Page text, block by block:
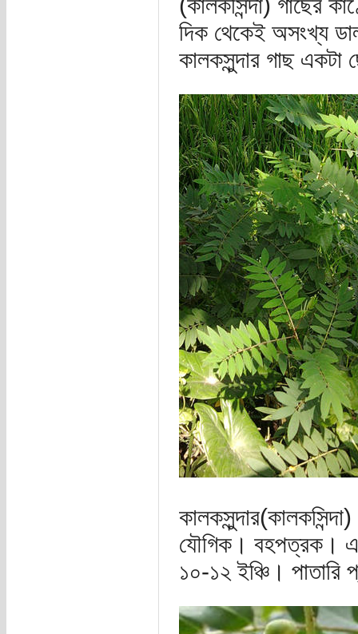
দিক থেকেই অসংখ্য
কালকসুন্দার গাছ একটা
যৌগিক। বহপত্রক।
১০-১২ ইঞ্চি। পাতারি